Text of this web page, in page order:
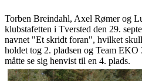
Torben Breindahl, Axel Rømer og
klubstafetten i Tversted den 29.
navnet "Et skridt foran", hvilket
holdet tog 2. pladsen og Team
måtte se sig henvist til en 4. plads.